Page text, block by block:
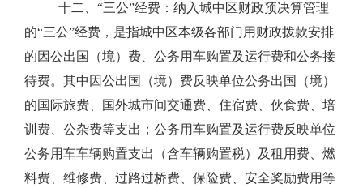
十二、“三公”经费：纳入城中区财政预决算管理
的“三公”经费，是指城中区本级各部门用财政拨款安排
的因公出国（境）费、公务用车购置及运行费和公务接
待费。其中因公出国（境）费反映单位公务出国（境）
的国际旅费、国外城市间交通费、住宿费、伙食费、培
训费、公杂费等支出；公务用车购置及运行费反映单位
公务用车车辆购置支出（含车辆购置税）及租用费、燃
料费、维修费、过路过桥费、保险费、安全奖励费用等